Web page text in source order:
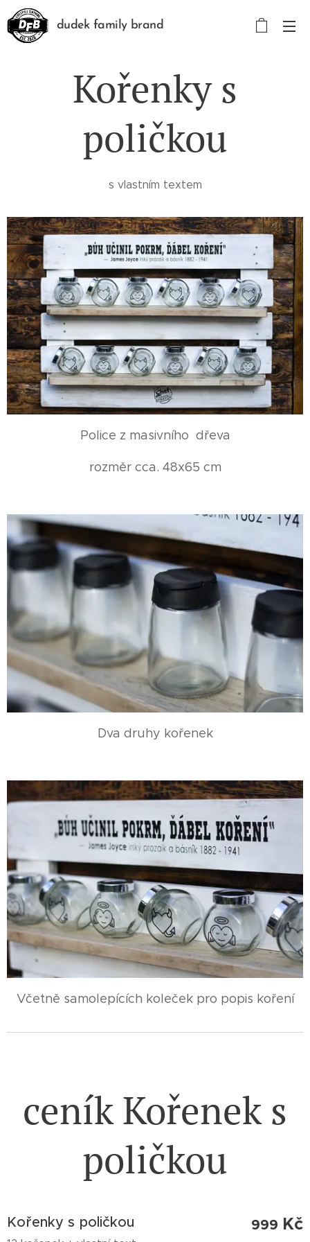
dudek family brand
Kořenky s
poličkou
s vlastním textem
Police z masivního dřeva
rozměr cca. 48x65 cm
Dva druhy kořenek
Včetně samolepících koleček pro popis koření
ceník Kořenek s
poličkou
Kořenky s poličkou 999 Kč